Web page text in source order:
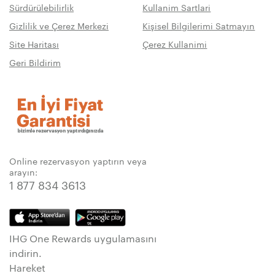
Sürdürülebilirlik
Kullanim Sartlari
Gizlilik ve Çerez Merkezi
Kişisel Bilgilerimi Satmayın
Site Haritası
Çerez Kullanimi
Geri Bildirim
Online rezervasyon yaptırın veya
arayın:
1 877 834 3613
IHG One Rewards uygulamasını
indirin.
Hareket